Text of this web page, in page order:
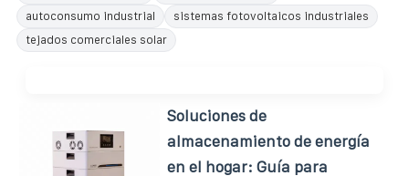
autoconsumo industrial
sistemas fotovoltaicos industriales
tejados comerciales solar
Soluciones de
almacenamiento de energía
en el hogar: Guía para